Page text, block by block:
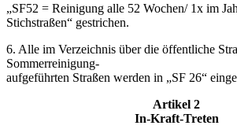
„SF52 = Reinigung alle 52 Wochen/ 1x im
Stichstraßen“ gestrichen.
6. Alle im Verzeichnis über die öffentliche
Sommerreinigung-
aufgeführten Straßen werden in „SF 26“
Artikel 2
In-Kraft-Treten